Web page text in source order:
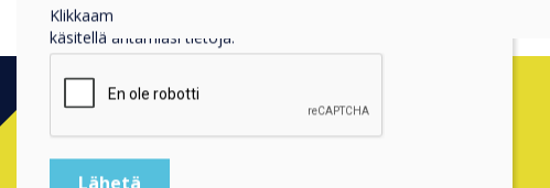
Klikkaamalla lähetä annat Clevertouch luvan tallentaa ja
käsitellä antamiasi tietoja.